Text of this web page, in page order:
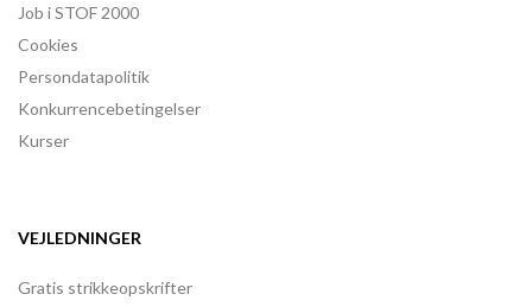
Job i STOF 2000
Cookies
Persondatapolitik
Konkurrencebetingelser
Kurser
VEJLEDNINGER
Gratis strikkeopskrifter